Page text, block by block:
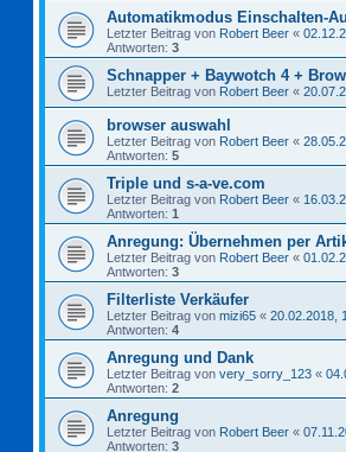
Automatikmodus Einschalten-
Letzter Beitrag von Robert Beer «
Antworten: 3
Schnapper + Baywotch 4 +
Letzter Beitrag von Robert Beer «
browser auswahl
Letzter Beitrag von Robert Beer «
Antworten: 5
Triple und s-a-ve.com
Letzter Beitrag von Robert Beer «
Antworten: 1
Anregung: Übernehmen per
Letzter Beitrag von Robert Beer «
Antworten: 3
Filterliste Verkäufer
Letzter Beitrag von mizi65 « 20.02.2018,
Antworten: 4
Anregung und Dank
Letzter Beitrag von very_sorry_123 «
Antworten: 2
Anregung
Letzter Beitrag von Robert Beer «
Antworten: 3